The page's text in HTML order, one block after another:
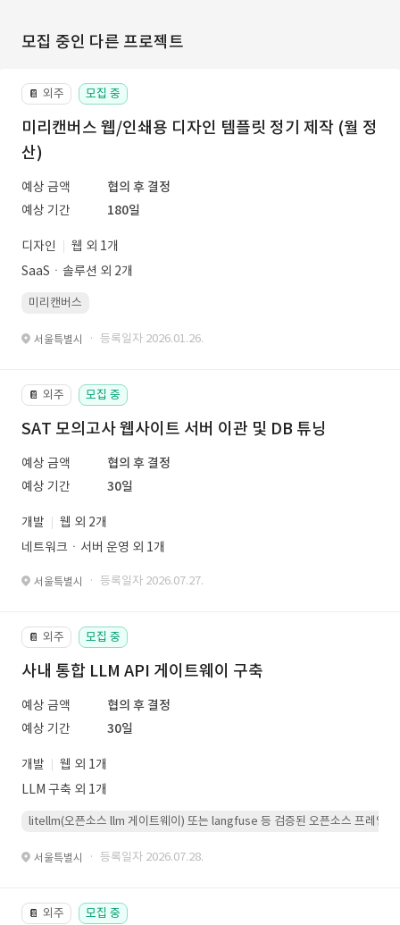
모집 중인 다른 프로젝트
📔 외주 모집 중
미리캔버스 웹/인쇄용 디자인 템플릿 정기 제작 (월 정
산)
예상 금액
협의 후 결정
예상 기간
180일
디자인
웹 외 1개
SaaSㆍ솔루션 외 2개
미리캔버스
서울특별시 · 등록일자 2026.01.26.
📔 외주 모집 중
SAT 모의고사 웹사이트 서버 이관 및 DB 튜닝
예상 금액
협의 후 결정
예상 기간
30일
개발
웹 외 2개
네트워크ㆍ서버 운영 외 1개
서울특별시 · 등록일자 2026.07.27.
📔 외주 모집 중
사내 통합 LLM API 게이트웨이 구축
예상 금액
협의 후 결정
예상 기간
30일
개발
웹 외 1개
LLM 구축 외 1개
litellm(오픈소스 llm 게이트웨이) 또는 langfuse 등 검증된 오픈소스 프레임워
서울특별시 · 등록일자 2026.07.28.
📔 외주 모집 중